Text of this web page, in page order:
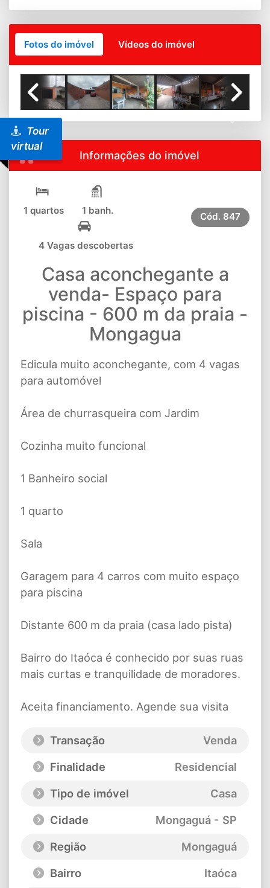
Fotos do imóvel Vídeos do imóvel
Previous Next
Tour
virtual
Informações do imóvel
1 quartos 1 banh.
4 Vagas descobertas
Cód. 847
Casa aconchegante a
venda- Espaço para
piscina - 600 m da praia -
Mongagua
Edicula muito aconchegante, com 4 vagas
para automóvel
Área de churrasqueira com Jardim
Cozinha muito funcional
1 Banheiro social
1 quarto
Sala
Garagem para 4 carros com muito espaço
para piscina
Distante 600 m da praia (casa lado pista)
Bairro do Itaóca é conhecido por suas ruas
mais curtas e tranquilidade de moradores.
Aceita financiamento. Agende sua visita
Transação
Venda
Finalidade
Residencial
Tipo de imóvel
Casa
Cidade
Mongaguá - SP
Região
Mongaguá
Bairro
Itaóca